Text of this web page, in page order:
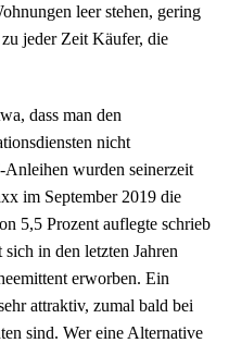
leer stehen, gering
jeder Zeit Käufer, die
dass man den
nicht
wurden seinerzeit
im September 2019 die
5,5 Prozent auflegte schrieb
in den letzten Jahren
erworben. Ein
attraktiv, zumal bald bei
sind. Wer eine Alternative